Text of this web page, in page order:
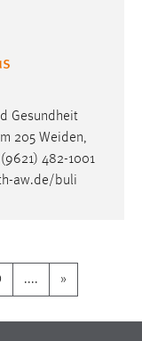
Gesundheit
205 Weiden,
482-1001
aw.de/buli
.... »